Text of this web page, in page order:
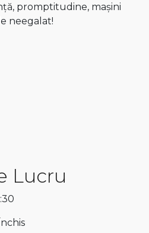
promptitudine, mașini
neegalat!
Lucru